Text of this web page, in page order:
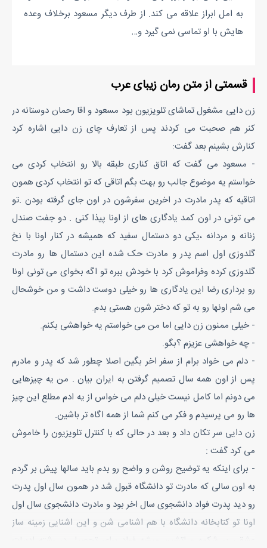
به امل ابراز علاقه می کند. از طرف دیگر مسعود برخلاف وعده
هایش با او تماسی نمی گیرد و…
قسمتی از متن رمان زیبای عرب
زن دایی مشغول تماشای تلویزیون بود مسعود و اقا رحمان دوستانه در
کنر هم صحبت می کردند پس از تعارف چای زن دایی اشاره کرد
کنارش بشینم بعد گفت:
- مسعود می گفت که اتاق کناری طبقه بالا رو انتخاب کردی می
خواستم یه موضوع جالب رو بهت بگم اتاقی که تو انتخاب کردی همون
اتاقیه که پدر مادرت در اخرین سفرشون در اون جای گرفته بودن .تو
می تونی در اون کمد یادگاری های از اونا پیذا کنی . دو جفت صندل
زنانه و مردانه ،یکی دو دستمال سفید که همیشه در کنار اونا با نخ
گلدوزی اول اسم پدر و مادرت حک شده این دستمال ها رو مادرت
گلدوزی کرده وفراموش کرد با خودش ببره تو اگه بخوای می تونی اونا
رو برداری رضا این یادگاری ها رو خیلی دوست داشت و من خوشحال
می شم اونها رو به تو که دختر شون هستی بدم.
- خیلی ممنون زن دایی اما من می خواستم یه خواهشی بکنم.
- چه خواهشی عزیزم ؟بگو.
- دلم می خواد برام از سفر اخر بگین اصلا چطور شد که پدر و مادرم
پس از اون همه سال تصمیم گرفتن به ایران بیان . من یه چیزهایی
می دونم اما کامل نیست خیلی دلم می خواس از یه ادم مطلع این چیز
ها رو می پرسیدم و فکر می کنم شما از همه اگاه تر باشین.
زن دایی سر تکان داد و بعد در حالی که با کنترل تلویزیون را خاموش
می کرد گفت :
- برای اینکه یه توضیح روشن و واضح رو بدم باید سالها پیش بر گردم
به اون سالی که مادرت تو دانشگاه قبول شد در همون سال اول پدرت
رو دید پدرت فواد دانشجوی سال اخر بود و مادرت دانشجوی سال اول
اونا تو کتابخانه دانشگاه با هم اشنامی شن و این اشنایی زمینه ساز